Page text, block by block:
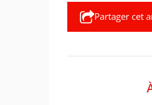
Partager cet